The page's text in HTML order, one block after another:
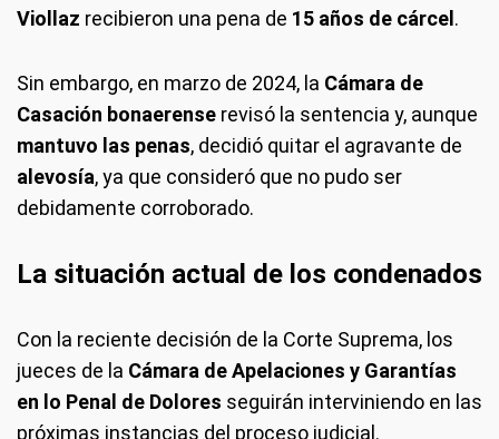
Viollaz recibieron una pena de 15 años de cárcel .
Sin embargo, en marzo de 2024, la Cámara de
Casación bonaerense revisó la sentencia y, aunque
mantuvo las penas, decidió quitar el agravante de
alevosía, ya que consideró que no pudo ser
debidamente corroborado.
La situación actual de los condenados
Con la reciente decisión de la Corte Suprema, los
jueces de la Cámara de Apelaciones y Garantías
en lo Penal de Dolores seguirán interviniendo en las
próximas instancias del proceso judicial.